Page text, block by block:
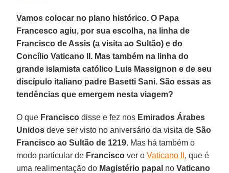
Vamos colocar no plano histórico. O Papa
Francesco agiu, por sua escolha, na linha de
Francisco de Assis (a visita ao Sultão) e do
Concílio Vaticano II. Mas também na linha do
grande islamista católico Luis Massignon e de seu
discípulo italiano padre Basetti Sani. São essas as
tendências que emergem nesta viagem?
O que Francisco disse e fez nos Emirados Árabes
Unidos deve ser visto no aniversário da visita deSão
Francisco ao Sultão de 1219. Mas há também o
modo particular de Francisco ver oVaticano II , que é
uma realimentação do Magistério papal noVaticano